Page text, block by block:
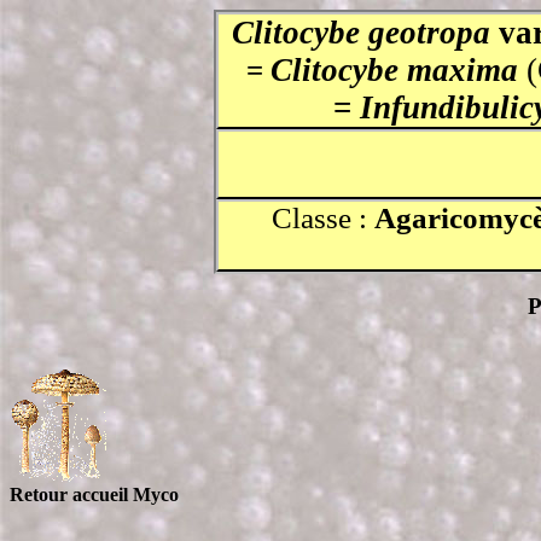
Clitocybe geotropa
= Clitocybe maxima
=
Classe :
Retour accueil Myco